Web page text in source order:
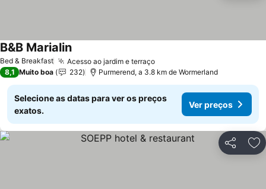
Bed & Breakfast Acesso ao jardim e terraçoVer preços
B&B MarialinVer preços
8,1 Muito boa 232 Purmerend, a 3.8 km de Wormerland
Selecione as datas para ver os preços
exatos.
Ver preços
Partilhar